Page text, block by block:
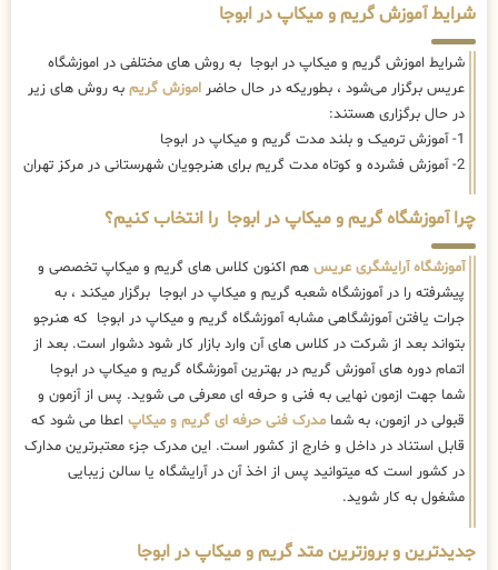
شرایط آموزش گریم و میکاپ در ابوجا
شرایط اموزش گریم و میکاپ در ابوجا به روش های مختلفی در اموزشگاه
عریس برگزار می‌شود ، بطوریکه در حال حاضر اموزش گریم به روش های زیر
در حال برگزاری هستند:
1- آموزش ترمیک و بلند مدت گریم و میکاپ در ابوجا
2- آموزش فشرده و کوتاه مدت گریم برای هنرجویان شهرستانی در مرکز تهران
چرا آموزشگاه گریم و میکاپ در ابوجا را انتخاب کنیم؟
آموزشگاه آرایشگری عریس هم اکنون کلاس های گریم و میکاپ تخصصی و
پیشرفته را در آموزشگاه شعبه گریم و میکاپ در ابوجا برگزار میکند ، به
جرات یافتن آموزشگاهی مشابه آموزشگاه گریم و میکاپ در ابوجا که هنرجو
بتواند بعد از شرکت در کلاس های آن وارد بازار کار شود دشوار است. بعد از
اتمام دوره های آموزش گریم در بهترین آموزشگاه گریم و میکاپ در ابوجا
شما جهت ازمون نهایی به فنی و حرفه ای معرفی می شوید. پس از آزمون و
قبولی در ازمون، به شما مدرک فنی حرفه ای گریم و میکاپ اعطا می شود که
قابل استناد در داخل و خارج از کشور است. این مدرک جزء معتبرترین مدارک
در کشور است که میتوانید پس از اخذ آن در آرایشگاه یا سالن زیبایی
مشغول به کار شوید.
جدیدترین و بروزترین متد گریم و میکاپ در ابوجا